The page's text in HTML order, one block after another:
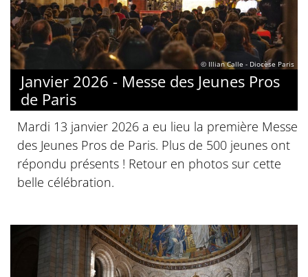
© Illian Calle - Diocèse Paris
Janvier 2026 - Messe des Jeunes Pros
de Paris
Mardi 13 janvier 2026 a eu lieu la première Messe
des Jeunes Pros de Paris. Plus de 500 jeunes ont
répondu présents ! Retour en photos sur cette
belle célébration.